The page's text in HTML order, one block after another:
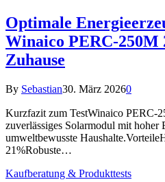
Optimale
Winaico PERC-
Zuhause
By Sebastian30. März 20260
Kurzfazit zum TestWinaico
zuverlässiges Solarmodul mit hoher
umweltbewusste
21%Robuste…
Kaufberatung & Produkttests